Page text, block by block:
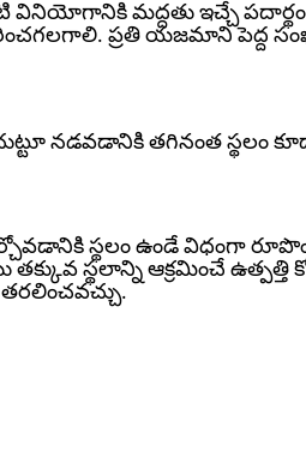
వినియోగానికి మద్దతు ఇచ్చే
ప్రతి యజమాని పెద్ద
నడవడానికి తగినంత స్థలం
స్థలం ఉండే విధంగా
స్థలాన్ని ఆక్రమించే ఉత్పత్తి